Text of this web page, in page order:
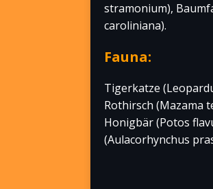
stramonium),
caroliniana).
Fauna:
Tigerkatze
Rothirsch (Mazama
Honigbär (Potos
(Aulacorhynchus